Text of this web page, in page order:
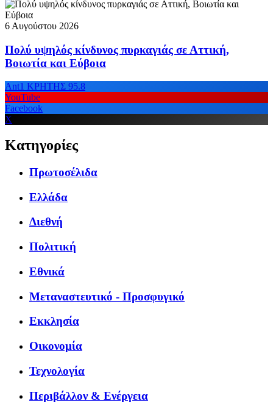
6 Αυγούστου 2026
Πολύ υψηλός κίνδυνος πυρκαγιάς σε Αττική,
Βοιωτία και Εύβοια
Ant1 ΚΡΗΤΗΣ 95.8
YouTube
Facebook
X
Κατηγορίες
Πρωτοσέλιδα
Ελλάδα
Διεθνή
Πολιτική
Εθνικά
Μεταναστευτικό - Προσφυγικό
Εκκλησία
Οικονομία
Τεχνολογία
Περιβάλλον & Ενέργεια